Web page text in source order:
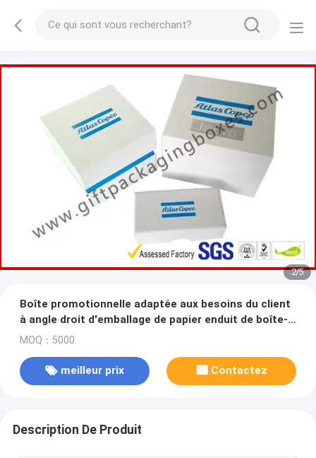
2/5
Boîte promotionnelle adaptée aux besoins du client
à angle droit d'emballage de papier enduit de boîte-
cadeau magnétiques rigides
MOQ：5000
meilleur prix Contactez
Description De Produit